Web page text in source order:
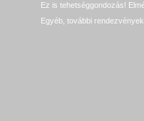
Ez is tehetséggondozás!
Egyéb, további